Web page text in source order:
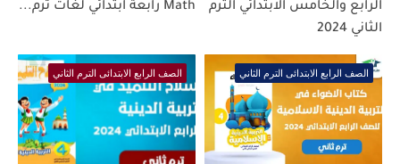
الرابع والخامس الابتدائي الترم
الثاني 2024
Math رابعة ابتدائي لغات ترم...
الصف الرابع الابتدائى الترم الثاني الصف الرابع الابتدائى الترم الثاني